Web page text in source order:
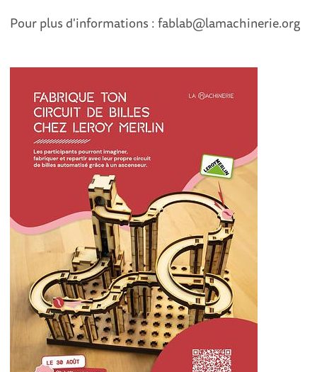
Pour plus d'informations : fablab@lamachinerie.org